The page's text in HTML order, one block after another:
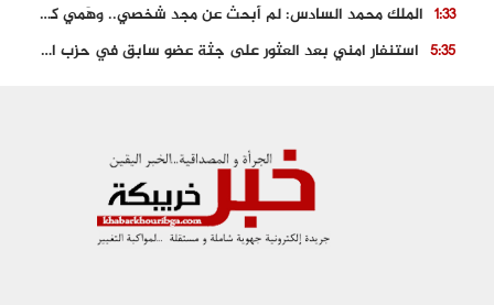
1:33
الملك محمد السادس: لم أبحث عن مجد شخصي.. وهَمي كرامة المغاربة
5:35
استنفار امني بعد العثور على جثة عضو سابق في حزب المصباح بالقنيطرة..
العثور على سبعينية جثة هامدة بمقر سكناها بمراكش